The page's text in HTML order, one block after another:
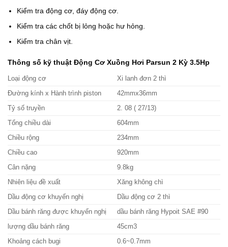
Kiểm tra động cơ, đáy động cơ.
Kiểm tra các chốt bị lỏng hoặc hư hỏng.
Kiểm tra chân vịt.
Thông số kỹ thuật Động Cơ Xuồng Hơi Parsun 2 Kỳ 3.5Hp
Loại động cơ Xi lanh đơn 2 thì
Đường kính x Hành trình piston 42mmx36mm
Tỷ số truyền 2. 08 ( 27/13)
Tổng chiều dài 604mm
Chiều rộng 234mm
Chiều cao 920mm
Cân nặng 9.8kg
Nhiên liệu đề xuất Xăng không chì
Dầu động cơ khuyến nghị Dầu động cơ 2 thì
Dầu bánh răng được khuyến nghị dầu bánh răng Hypoit SAE #90
lượng dầu bánh răng 45cm3
Khoảng cách bugi 0.6~0.7mm